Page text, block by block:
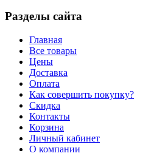
Разделы сайта
Главная
Все товары
Цены
Доставка
Оплата
Как совершить покупку?
Скидка
Контакты
Корзина
Личный кабинет
О компании